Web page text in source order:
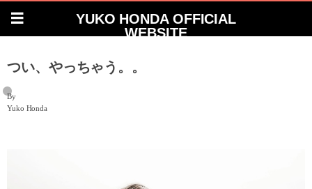
YUKO HONDA OFFICIAL
WEBSITE
つい、やっちゃう。。
By
Yuko Honda